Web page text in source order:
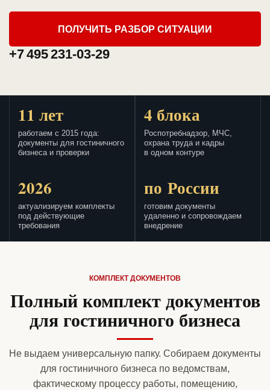
ПОЛУЧИТЬ РАЗБОР СИТУАЦИИ
+7 495 231-03-29
11 лет
работаем с 2015 года:
документы для гостиничного
бизнеса и проверки
4 блока
Роспотребнадзор, МЧС,
охрана труда и кадры
в одном контуре
2026
актуализируем комплекты
под действующие
требования
по России
готовим документы
удаленно и сопровождаем
внедрение
КОМПЛЕКТ ДОКУМЕНТОВ
Полный комплект документов
для гостиничного бизнеса
Не выдаем универсальную папку. Собираем документы
для гостиничного бизнеса по ведомствам,
фактическому процессу работы, помещению,